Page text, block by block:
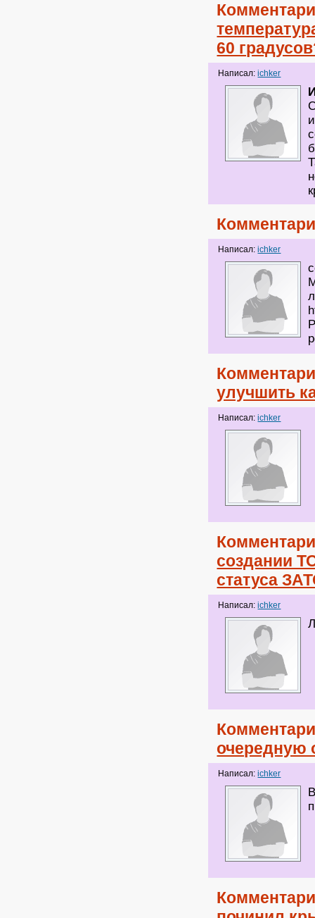
60
Написал:ichker
Написал:ichker
улучшить
Написал:ichker
создании
статуса
Написал:ichker
очередную
Написал:ichker